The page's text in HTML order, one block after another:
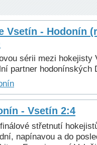
Vsetín - Hodonín
sérii mezi hokejisty
partner hodonínských
- Vsetín 2:4
střetnutí
napínavou a do